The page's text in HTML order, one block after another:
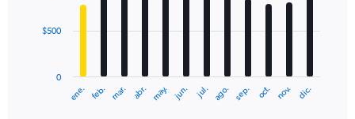
The
ene. feb. mar. abr. may. jun. jul. ago. sep. oct. nov. dic.
0
$500